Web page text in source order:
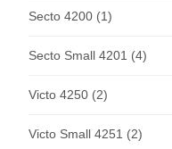
Secto 4200 (1)
Secto Small 4201 (4)
Victo 4250 (2)
Victo Small 4251 (2)